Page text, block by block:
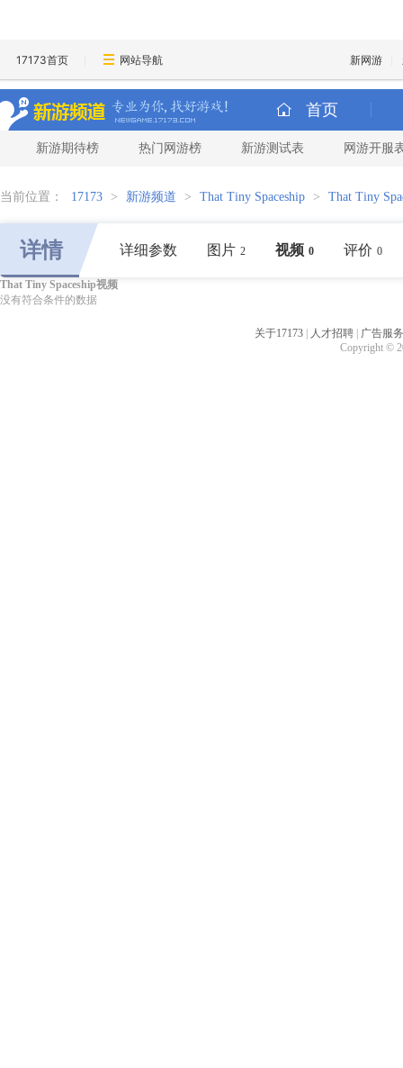
17173首页 网站导航 新网游
首页
新游期待榜 热门网游榜 新游测试表 网游开服
当前位置： 17173 > 新游频道 > That Tiny Spaceship > That Tiny
详情 详细参数 图片 2 视频 0 评价 0
That Tiny Spaceship视频
没有符合条件的数据
关于17173 人才招聘
广告服务
Copyright ©